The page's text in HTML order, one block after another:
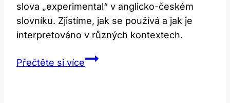
slova „experimental“ v anglicko-českém
slovníku. Zjistíme, jak se používá a jak je
interpretováno v různých kontextech.
Přečtěte si víceExperimental: